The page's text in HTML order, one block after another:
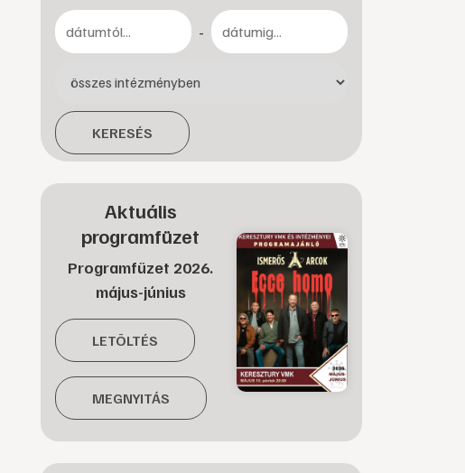
-
KERESÉS
Aktuális
programfüzet
Programfüzet 2026.
május-június
LETÖLTÉS
MEGNYITÁS